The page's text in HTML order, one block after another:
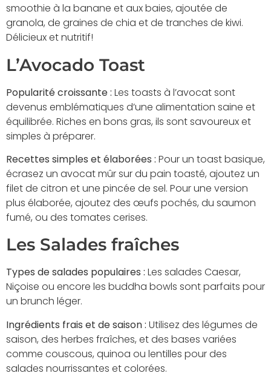
smoothie à la banane et aux baies, ajoutée de
granola, de graines de chia et de tranches de kiwi.
Délicieux et nutritif!
L’Avocado Toast
Popularité croissante : Les toasts à l’avocat sont
devenus emblématiques d’une alimentation saine et
équilibrée. Riches en bons gras, ils sont savoureux et
simples à préparer.
Recettes simples et élaborées : Pour un toast basique,
écrasez un avocat mûr sur du pain toasté, ajoutez un
filet de citron et une pincée de sel. Pour une version
plus élaborée, ajoutez des œufs pochés, du saumon
fumé, ou des tomates cerises.
Les Salades fraîches
Types de salades populaires : Les salades Caesar,
Niçoise ou encore les buddha bowls sont parfaits pour
un brunch léger.
Ingrédients frais et de saison : Utilisez des légumes de
saison, des herbes fraîches, et des bases variées
comme couscous, quinoa ou lentilles pour des
salades nourrissantes et colorées.